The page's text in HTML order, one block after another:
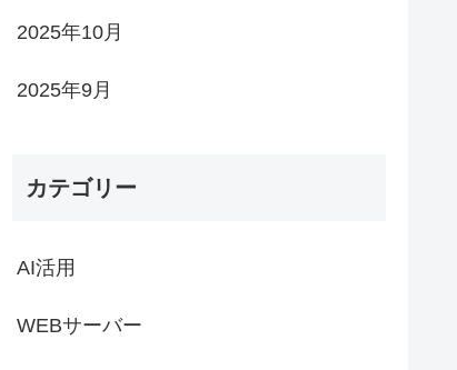
2025年10月
2025年9月
カテゴリー
AI活用
WEBサーバー